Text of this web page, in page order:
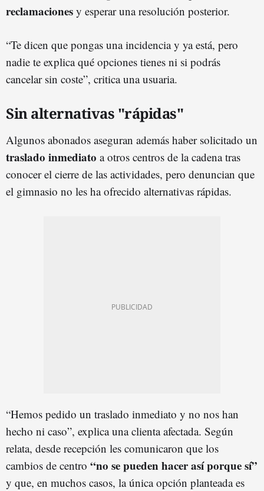
reclamaciones y esperar una resolución posterior.
“Te dicen que pongas una incidencia y ya está, pero
nadie te explica qué opciones tienes ni si podrás
cancelar sin coste”, critica una usuaria.
Sin alternativas "rápidas"
Algunos abonados aseguran además haber solicitado un
traslado inmediato a otros centros de la cadena tras
conocer el cierre de las actividades, pero denuncian que
el gimnasio no les ha ofrecido alternativas rápidas.
“Hemos pedido un traslado inmediato y no nos han
hecho ni caso”, explica una clienta afectada. Según
relata, desde recepción les comunicaron que los
cambios de centro “no se pueden hacer así porque sí”
y que, en muchos casos, la única opción planteada es